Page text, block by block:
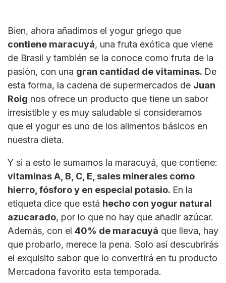
Bien, ahora añadimos el yogur griego que
contiene maracuyá, una fruta exótica que viene
de Brasil y también se la conoce como fruta de la
pasión, con una gran cantidad de vitaminas. De
esta forma, la cadena de supermercados de Juan
Roig nos ofrece un producto que tiene un sabor
irresistible y es muy saludable si consideramos
que el yogur es uno de los alimentos básicos en
nuestra dieta.
Y si a esto le sumamos la maracuyá, que contiene:
vitaminas A, B, C, E, sales minerales como
hierro, fósforo y en especial potasio. En la
etiqueta dice que está hecho con yogur natural
azucarado, por lo que no hay que añadir azúcar.
Además, con el 40% de maracuyá que lleva, hay
que probarlo, merece la pena. Solo así descubrirás
el exquisito sabor que lo convertirá en tu producto
Mercadona favorito esta temporada.